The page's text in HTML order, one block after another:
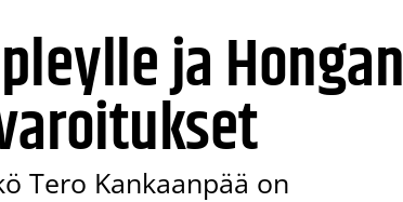
ja Hongan
Tero Kankaanpää on